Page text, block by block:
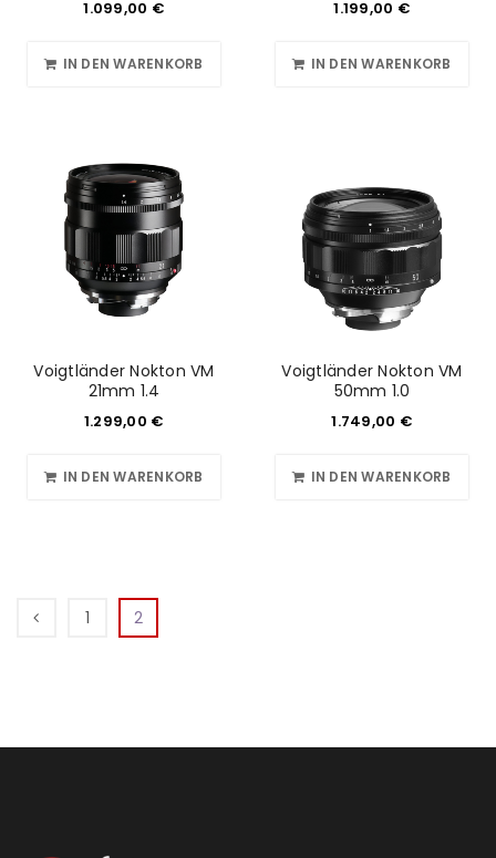
1.099,00 €
IN DEN WARENKORB
1.199,00 €
IN DEN WARENKORB
Voigtländer Nokton VM
21mm 1.4
1.299,00 €
IN DEN WARENKORB
Voigtländer Nokton VM
50mm 1.0
1.749,00 €
IN DEN WARENKORB
1 2